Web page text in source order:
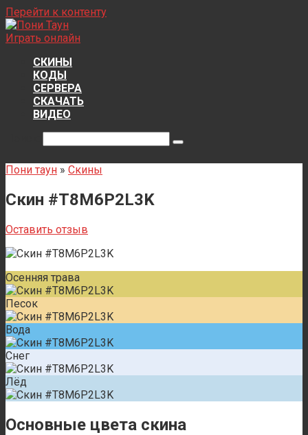
Перейти к контенту
Играть онлайн
СКИНЫ
КОДЫ
СЕРВЕРА
СКАЧАТЬ
ВИДЕО
Пони таун » Скины
Скин #T8M6P2L3K
Оставить отзыв
Осенняя трава
Песок
Вода
Снег
Лёд
Основные цвета скина